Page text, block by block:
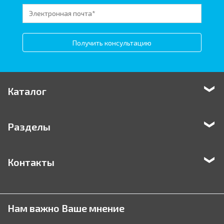
Получить консультацию
Каталог
Разделы
Контакты
Нам важно Ваше мнение